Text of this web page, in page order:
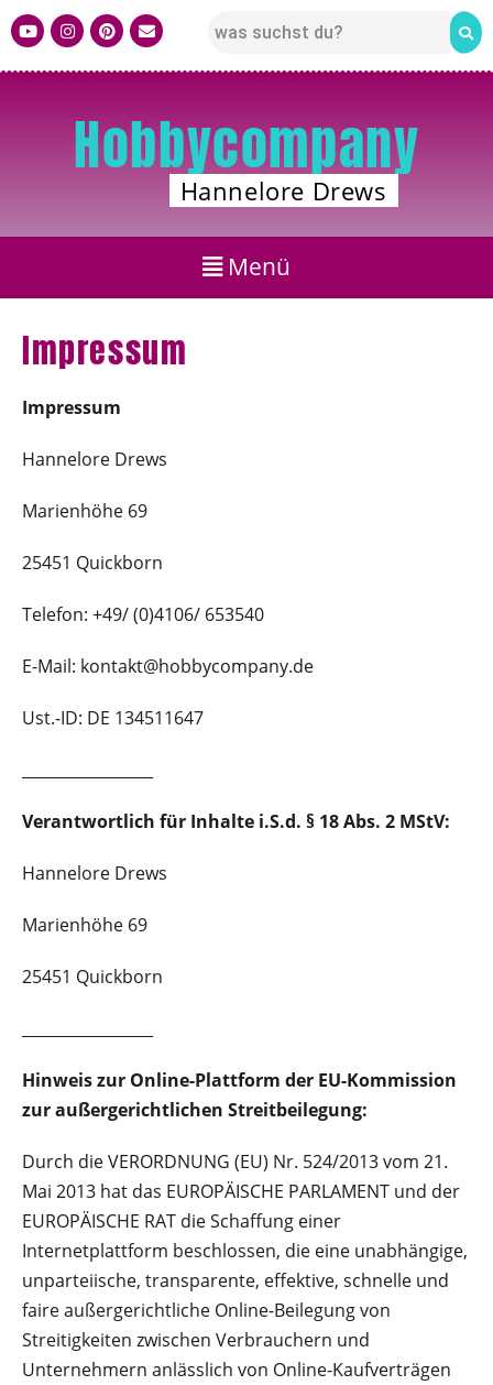
Hobbycompany
Hannelore Drews
Impressum
Impressum
Hannelore Drews
Marienhöhe 69
25451 Quickborn
Telefon: +49/ (0)4106/ 653540
E-Mail: kontakt@hobbycompany.de
Ust.-ID: DE 134511647
Verantwortlich für Inhalte i.S.d. § 18 Abs. 2 MStV:
Hannelore Drews
Marienhöhe 69
25451 Quickborn
Hinweis zur Online-Plattform der EU-Kommission
zur außergerichtlichen Streitbeilegung:
Durch die VERORDNUNG (EU) Nr. 524/2013 vom 21.
Mai 2013 hat das EUROPÄISCHE PARLAMENT und der
EUROPÄISCHE RAT die Schaffung einer
Internetplattform beschlossen, die eine unabhängige,
unparteiische, transparente, effektive, schnelle und
faire außergerichtliche Online-Beilegung von
Streitigkeiten zwischen Verbrauchern und
Unternehmern anlässlich von Online-Kaufverträgen